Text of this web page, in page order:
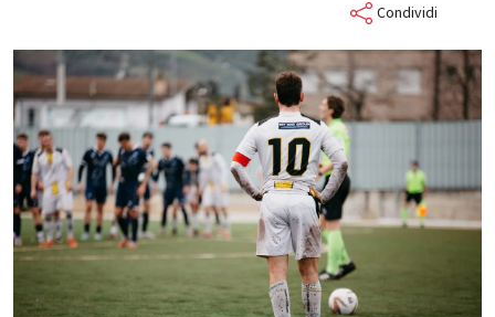
Condividi